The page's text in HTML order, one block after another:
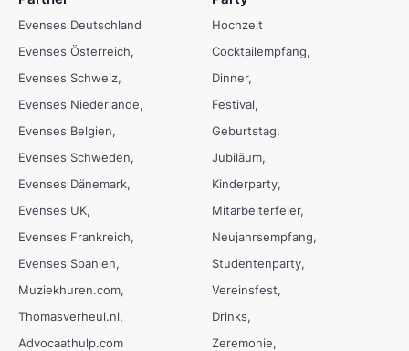
Evenses Deutschland
Evenses Österreich
Evenses Schweiz
Evenses Niederlande
Evenses Belgien
Evenses Schweden
Evenses Dänemark
Evenses UK
Evenses Frankreich
Evenses Spanien
Muziekhuren.com
Thomasverheul.nl
Advocaathulp.com
Hochzeit
Cocktailempfang
Dinner
Festival
Geburtstag
Jubiläum
Kinderparty
Mitarbeiterfeier
Neujahrsempfang
Studentenparty
Vereinsfest
Drinks
Zeremonie